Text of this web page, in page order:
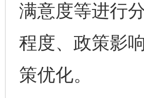
满意度等进行
程度、政策影
策优化。